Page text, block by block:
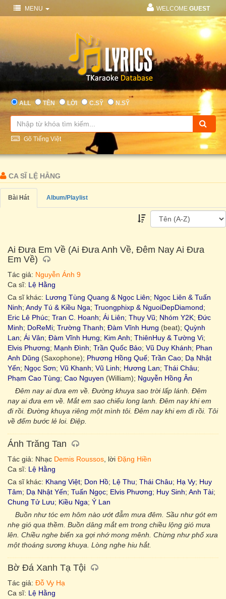
MENU WELCOME GUEST
ALL TÊN LỜI C.SỸ N.SỸ
Gõ Tiếng Việt
CA SĨ LỆ HẰNG
Bài Hát Album/Playlist
Ai Đưa Em Về (Ai Đưa Anh Về, Đêm Nay Ai Đưa
Em Về)
Tác giả: Nguyễn Ánh 9
Ca sĩ: Lệ Hằng
Ca sĩ khác: Lương Tùng Quang & Ngọc Liên; Ngọc Liên & Tuấn
Ninh; Andy Tú & Kiều Nga; Truongphixp & NguoiDepDiamond;
Eric Lê Phúc; Tran C. Hoanh; Ái Liên; Thụy Vũ; Nhóm Y2K; Đức
Minh; DoReMi; Trường Thanh; Đàm Vĩnh Hưng (beat); Quỳnh
Lan; Ái Vân; Đàm Vĩnh Hưng; Kim Anh; ThiênHuy & Tường Vi;
Elvis Phương; Mạnh Đình; Trần Quốc Bảo; Vũ Duy Khánh; Phan
Anh Dũng (Saxophone); Phương Hồng Quế; Trần Cao; Dạ Nhật
Yến; Ngọc Sơn; Vũ Khanh; Vũ Linh; Hương Lan; Thái Châu;
Phạm Cao Tùng; Cao Nguyen (William); Nguyễn Hồng Ân
Đêm nay ai đưa em về. Đường khuya sao trời lấp lánh. Đêm
nay ai đưa em về. Mắt em sao chiếu long lanh. Đêm nay khi em
đi rồi. Đường khuya riêng một mình tôi. Đêm nay khi em đi rồi. Tôi
về đếm bước lẻ loi. Điệp.
Ánh Trăng Tan
Tác giả: Nhạc Demis Roussos , lời Đặng Hiền
Ca sĩ: Lệ Hằng
Ca sĩ khác: Khang Việt; Don Hồ; Lệ Thu; Thái Châu; Hạ Vy; Huy
Tâm; Dạ Nhật Yến; Tuấn Ngọc; Elvis Phương; Huy Sinh; Anh Tài;
Chung Tử Lưu; Kiều Nga; Ý Lan
Buồn như tóc em hôm nào ướt đẫm mưa đêm. Sầu như gót em
nhẹ gió qua thềm. Buồn dâng mắt em trong chiều lộng gió mưa
lên. Chiều nghe biển xa gợi nhớ mong mênh. Chừng như phố xưa
một thoáng sương khuya. Lòng nghe hiu hắt.
Bờ Đá Xanh Tạ Tội
Tác giả: Đỗ Vy Hạ
Ca sĩ: Lệ Hằng